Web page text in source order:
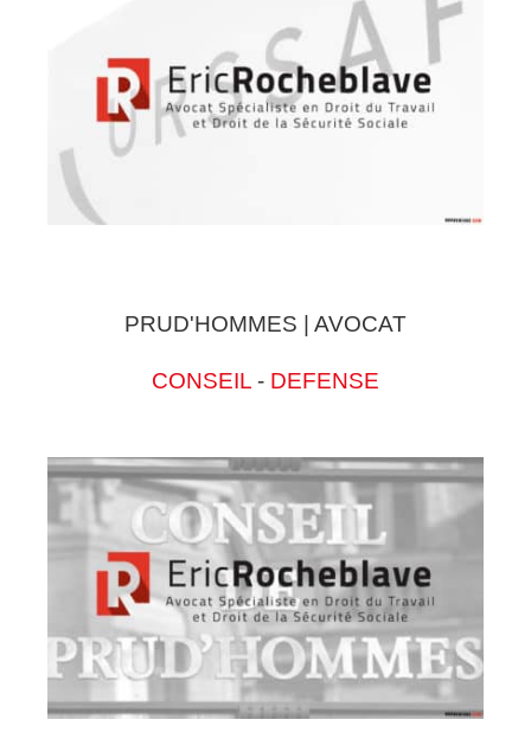
PRUD'HOMMES | AVOCAT
CONSEIL - DEFENSE